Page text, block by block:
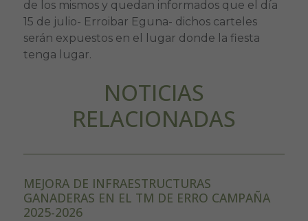
de los mismos y quedan informados que el día
15 de julio- Erroibar Eguna- dichos carteles
serán expuestos en el lugar donde la fiesta
tenga lugar.
NOTICIAS
RELACIONADAS
MEJORA DE INFRAESTRUCTURAS
GANADERAS EN EL TM DE ERRO CAMPAÑA
2025-2026